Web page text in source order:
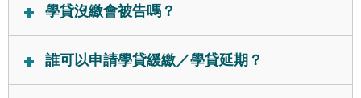
麻煩，建議可以登入網路銀行，授權學貸自動扣繳。
可以盡快與銀行聯繫，申請學貸緩繳，符合資格就能
機！
學貸沒繳會被告嗎？
就學貸款如果沒有按時還款，有可能收到法院寄來的
誰可以申請學貸緩繳／學貸延期？